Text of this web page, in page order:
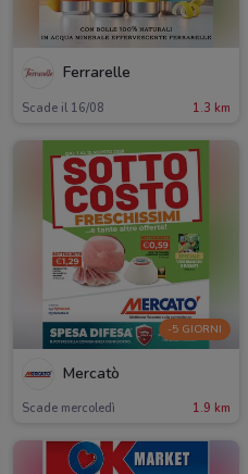
Ferrarelle
Scade il 16/08 1.3 km
-5 GIORNI
Mercatò
Scade mercoledì 1.9 km